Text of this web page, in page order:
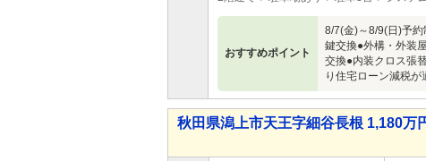
おすすめポイント
8/7(金)～8/9(日)予
鍵交換●外構・外装
交換●内装クロス張
り住宅ローン減税
秋田県潟上市天王字細谷長根 1,180万